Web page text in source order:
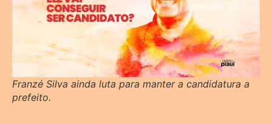
Franzé Silva ainda luta para manter a candidatura a
prefeito.